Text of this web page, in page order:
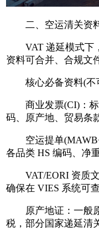
二、空运清关资料
VAT 递延模式下，
资料可合并、合规文
核心必备资料(不
商业发票(CI)：标
码、原产地、贸易条
空运提单
各品类 HS 编码、净
VAT/EORI 资质文
确保在 VIES 系统可
原产地证：一般原
税，部分国家递延清